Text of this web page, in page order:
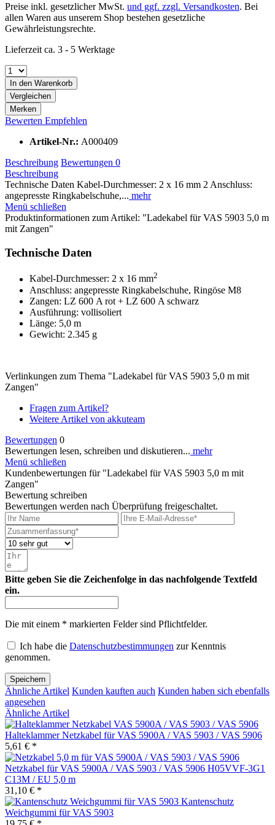
Preise inkl. gesetzlicher MwSt. und ggf. zzgl. Versandkosten. Bei
allen Waren aus unserem Shop bestehen gesetzliche
Gewährleistungsrechte.
Lieferzeit ca. 3 - 5 Werktage
In den Warenkorb
Vergleichen
Merken
Bewerten Empfehlen
Artikel-Nr.: A000409
Beschreibung Bewertungen 0
Beschreibung
Technische Daten Kabel-Durchmesser: 2 x 16 mm 2 Anschluss:
angepresste Ringkabelschuhe,... mehr
Menü schließen
Produktinformationen zum Artikel: "Ladekabel für VAS 5903 5,0 m
mit Zangen"
Technische Daten
Kabel-Durchmesser: 2 x 16 mm2
Anschluss: angepresste Ringkabelschuhe, Ringöse M8
Zangen: LZ 600 A rot + LZ 600 A schwarz
Ausführung: vollisoliert
Länge: 5,0 m
Gewicht: 2.345 g
Verlinkungen zum Thema "Ladekabel für VAS 5903 5,0 m mit
Zangen"
Fragen zum Artikel?
Weitere Artikel von akkuteam
Bewertungen 0
Bewertungen lesen, schreiben und diskutieren... mehr
Menü schließen
Kundenbewertungen für "Ladekabel für VAS 5903 5,0 m mit
Zangen"
Bewertung schreiben
Bewertungen werden nach Überprüfung freigeschaltet.
Bitte geben Sie die Zeichenfolge in das nachfolgende Textfeld
ein.
Die mit einem * markierten Felder sind Pflichtfelder.
Ich habe die Datenschutzbestimmungen zur Kenntnis
genommen.
Speichern
Ähnliche Artikel Kunden kauften auch Kunden haben sich ebenfalls
angesehen
Ähnliche Artikel
Halteklammer Netzkabel für VAS 5900A / VAS 5903 / VAS 5906
5,61 € *
Netzkabel für VAS 5900A / VAS 5903 / VAS 5906 H05VVF-3G1
C13M / EU 5,0 m
31,10 € *
Kantenschutz
Weichgummi für VAS 5903